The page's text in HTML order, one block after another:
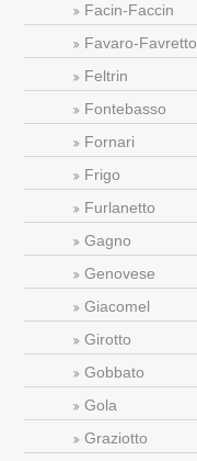
Facin-Faccin
Favaro-Favretto
Feltrin
Fontebasso
Fornari
Frigo
Furlanetto
Gagno
Genovese
Giacomel
Girotto
Gobbato
Gola
Graziotto